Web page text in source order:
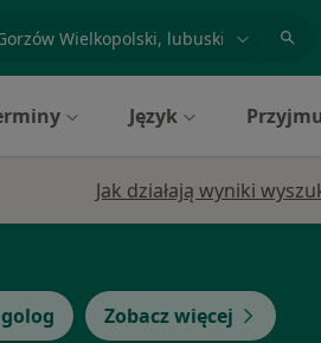
lub dzielnica
Język
Jak działają wyniki
Zobacz więcej